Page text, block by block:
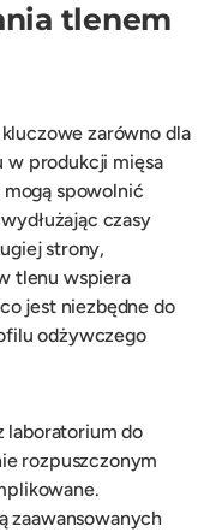
tlenem
zarówno dla
w produkcji mięsa
spowolnić
czasy
strony,
tlenu wspiera
jest niezbędne do
odżywczego
laboratorium do
rozpuszczonym
zaawansowanych